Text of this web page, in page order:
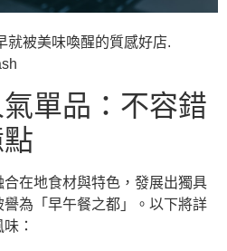
就被美味喚醒的質感好店.
單品：不容錯
在地食材與特色，發展出獨具
為「早午餐之都」。以下將詳
：